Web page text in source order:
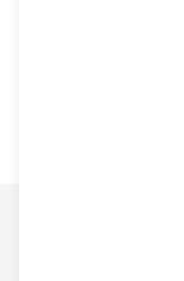
트렌디